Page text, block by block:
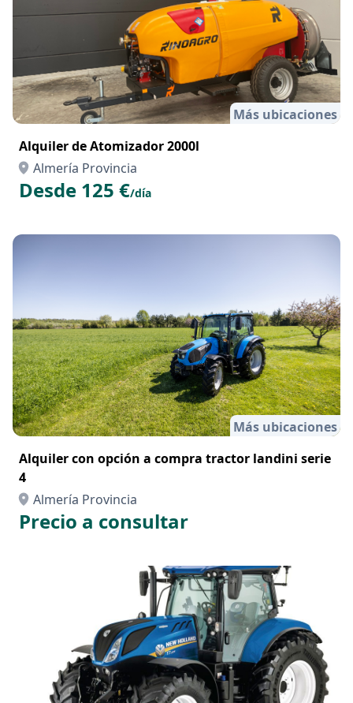
Más ubicaciones
Alquiler de Atomizador 2000l
Almería Provincia
Desde 125 €/día
Más ubicaciones
Alquiler con opción a compra tractor landini serie
4
Almería Provincia
Precio a consultar